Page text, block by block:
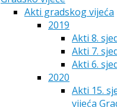
Akti gradskog vijeća
2019
Akti 8.
Akti 7.
Akti 6.
2020
Akti 15.
vijeća